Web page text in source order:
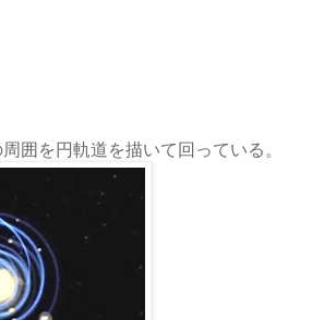
囲を円軌道を描いて回っている。